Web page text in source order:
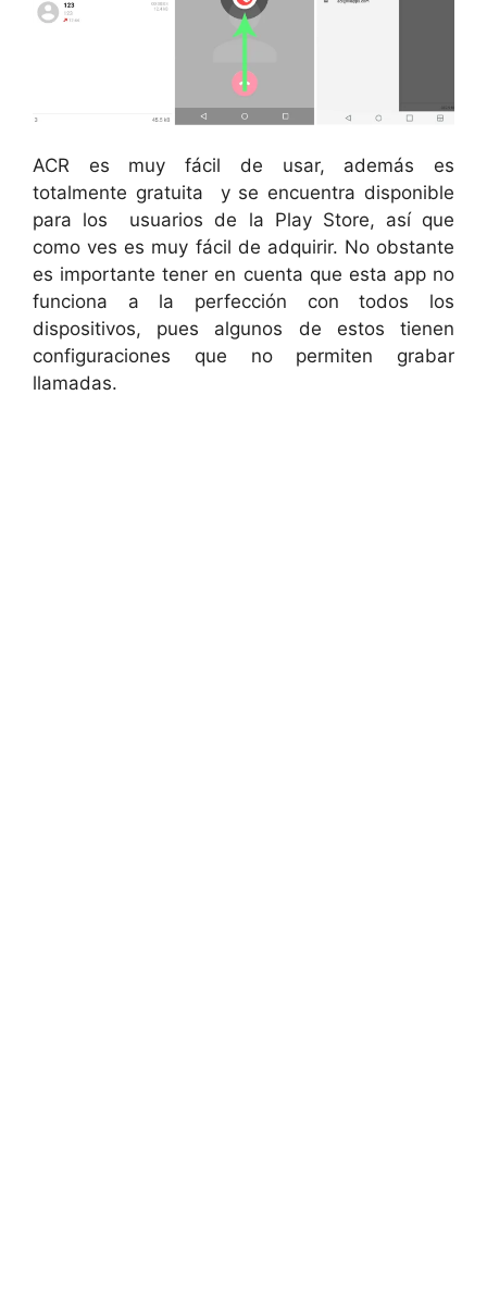
ACR es muy fácil de usar, además es
totalmente gratuita y se encuentra disponible
para los usuarios de la Play Store, así que
como ves es muy fácil de adquirir. No obstante
es importante tener en cuenta que esta app no
funciona a la perfección con todos los
dispositivos, pues algunos de estos tienen
configuraciones que no permiten grabar
llamadas.